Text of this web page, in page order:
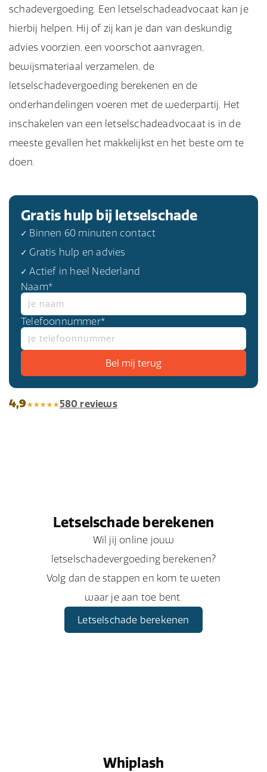
schadevergoeding. Een letselschadeadvocaat kan je
hierbij helpen. Hij of zij kan je dan van deskundig
advies voorzien, een voorschot aanvragen,
bewijsmateriaal verzamelen, de
letselschadevergoeding berekenen en de
onderhandelingen voeren met de wederpartij. Het
inschakelen van een letselschadeadvocaat is in de
meeste gevallen het makkelijkst en het beste om te
doen.
Gratis hulp bij letselschade
✓ Binnen 60 minuten contact
✓ Gratis hulp en advies
✓ Actief in heel Nederland
Naam*
Telefoonnummer*
4,9 580 reviews
Letselschade berekenen
Wil jij online jouw
letselschadevergoeding berekenen?
Volg dan de stappen en kom te weten
waar je aan toe bent.
Letselschade berekenen
Whiplash